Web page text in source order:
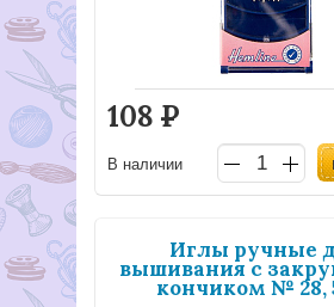
108 Р
В наличии
Иглы ручные
вышивания с
кончиком № 28,